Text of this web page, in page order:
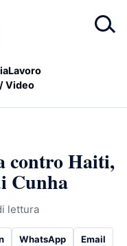
Lavoro
Video
contro Haiti,
Cunha
lettura
WhatsApp Email